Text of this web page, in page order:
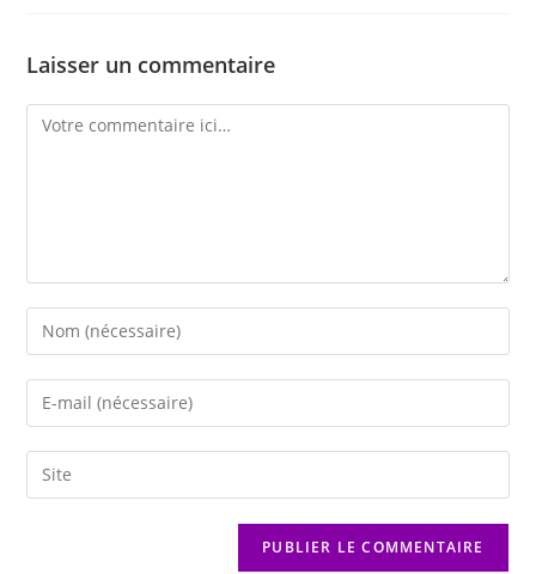
Laisser un commentaire